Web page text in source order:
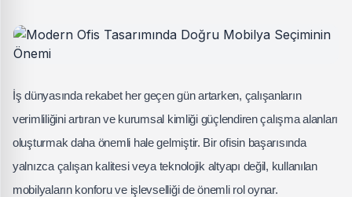
İş dünyasında rekabet her geçen gün artarken, çalışanların
verimliliğini artıran ve kurumsal kimliği güçlendiren çalışma alanları
oluşturmak daha önemli hale gelmiştir. Bir ofisin başarısında
yalnızca çalışan kalitesi veya teknolojik altyapı değil, kullanılan
mobilyaların konforu ve işlevselliği de önemli rol oynar.